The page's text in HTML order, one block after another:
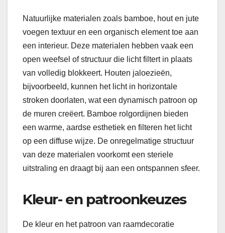
Natuurlijke materialen zoals bamboe, hout en jute
voegen textuur en een organisch element toe aan
een interieur. Deze materialen hebben vaak een
open weefsel of structuur die licht filtert in plaats
van volledig blokkeert. Houten jaloezieën,
bijvoorbeeld, kunnen het licht in horizontale
stroken doorlaten, wat een dynamisch patroon op
de muren creëert. Bamboe rolgordijnen bieden
een warme, aardse esthetiek en filteren het licht
op een diffuse wijze. De onregelmatige structuur
van deze materialen voorkomt een steriele
uitstraling en draagt bij aan een ontspannen sfeer.
Kleur- en patroonkeuzes
De kleur en het patroon van raamdecoratie